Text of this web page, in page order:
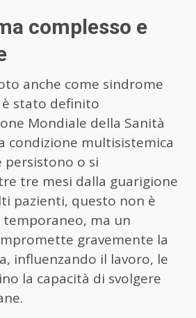
complesso e
anche come sindrome
è stato definito
Mondiale della Sanità
condizione multisistemica
persistono o si
tre mesi dalla guarigione
pazienti, questo non è
ma un
gravemente la
influenzando il lavoro, le
la capacità di svolgere